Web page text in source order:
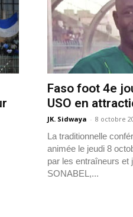
Faso foot 4e
USO en
JK. Sidwaya - 8 octobre
La traditionnelle
animée le jeudi 8
par les entraîneurs et
SONABEL,...